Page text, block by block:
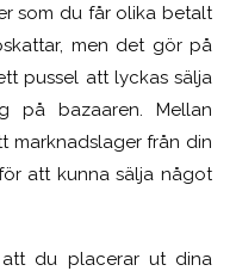
som du får olika betalt
men det gör på
pussel att lyckas sälja
på bazaaren. Mellan
marknadslager från din
att kunna sälja något
du placerar ut dina